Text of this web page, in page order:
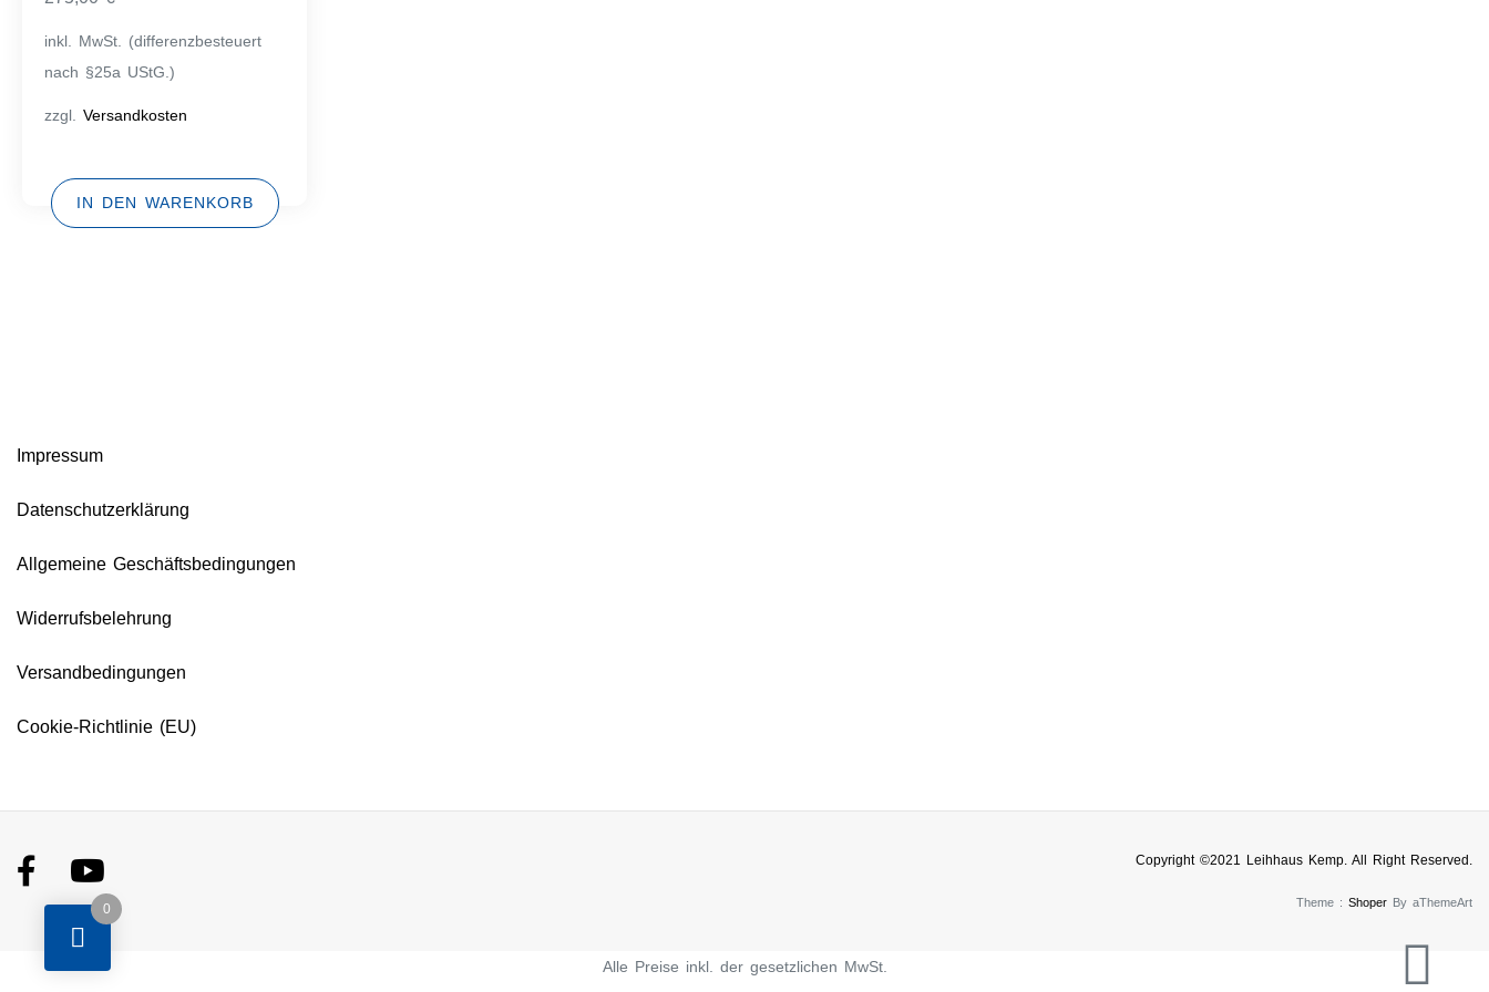
inkl. MwSt. (differenzbesteuert
nach §25a UStG.)
zzgl. Versandkosten
IN DEN WARENKORB
Impressum
Datenschutzerklärung
Allgemeine Geschäftsbedingungen
Widerrufsbelehrung
Versandbedingungen
Cookie-Richtlinie (EU)
Copyright ©2021 Leihhaus Kemp. All Right Reserved.
Theme : Shoper By aThemeArt
Alle Preise inkl. der gesetzlichen MwSt.
0